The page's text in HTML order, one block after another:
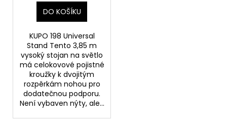
DO KOŠÍKU
KUPO 198 Universal
Stand Tento 3,85 m
vysoký stojan na světlo
má celokovové pojistné
kroužky k dvojitým
rozpěrkám nohou pro
dodatečnou podporu.
Není vybaven nýty, ale...